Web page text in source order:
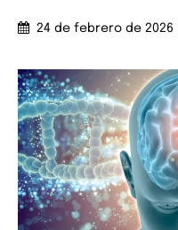
24 de febrero de 2026